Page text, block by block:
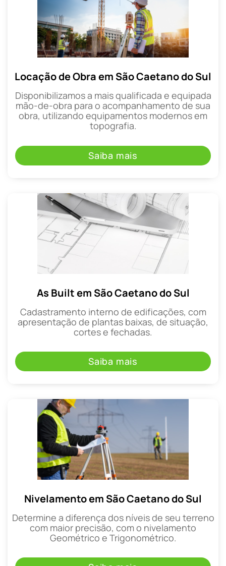
Locação de Obra em São Caetano do Sul
Disponibilizamos a mais qualificada e equipada
mão-de-obra para o acompanhamento de sua
obra, utilizando equipamentos modernos em
topografia.
Saiba mais
As Built em São Caetano do Sul
Cadastramento interno de edificações, com
apresentação de plantas baixas, de situação,
cortes e fechadas.
Saiba mais
Nivelamento em São Caetano do Sul
Determine a diferença dos níveis de seu terreno
com maior precisão, com o nivelamento
Geométrico e Trigonométrico.